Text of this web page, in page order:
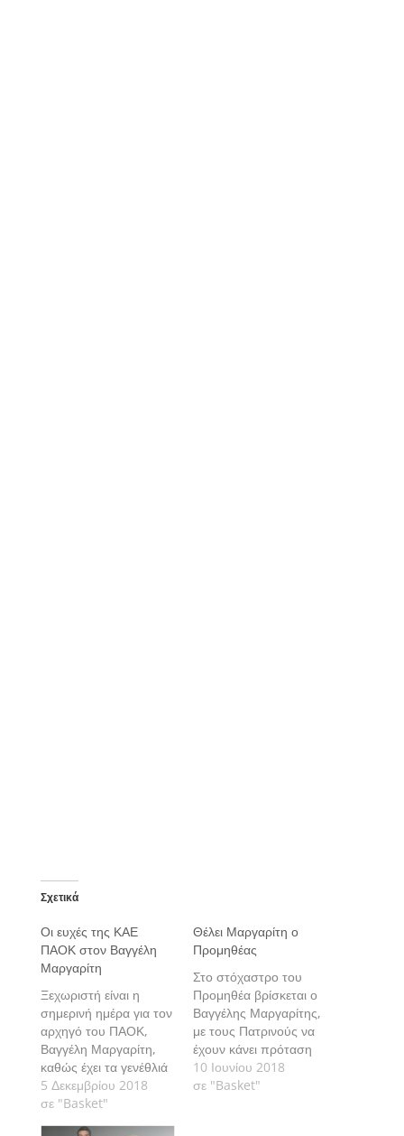
Σχετικά
Οι ευχές της ΚΑΕ
ΠΑΟΚ στον Βαγγέλη
Μαργαρίτη
Ξεχωριστή είναι η
σημερινή ημέρα για τον
αρχηγό του ΠΑΟΚ,
Βαγγέλη Μαργαρίτη,
καθώς έχει τα γενέθλιά
του
5 Δεκεμβρίου 2018
σε "Basket"
Θέλει Μαργαρίτη ο
Προμηθέας
Στο στόχαστρο του
Προμηθέα βρίσκεται ο
Βαγγέλης Μαργαρίτης,
με τους Πατρινούς να
έχουν κάνει πρόταση
στον ΠΑΟΚ για την
απόκτησή του.
10 Ιουνίου 2018
σε "Basket"